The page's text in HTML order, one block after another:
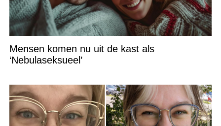
Mensen komen nu uit de kast als
‘Nebulaseksueel’